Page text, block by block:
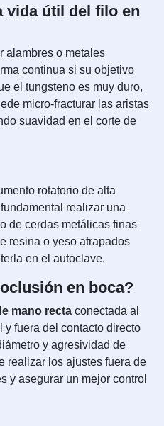
vida útil del filo en
alambres o metales
continua si su objetivo
el tungsteno es muy duro,
micro-fracturar las aristas
suavidad en el corte de
rotatorio de alta
realizar una
de cerdas metálicas finas
resina o yeso atrapados
en el autoclave.
en boca?
mano recta conectada al
y fuera del contacto directo
y agresividad de
realizar los ajustes fuera de
y asegurar un mejor control